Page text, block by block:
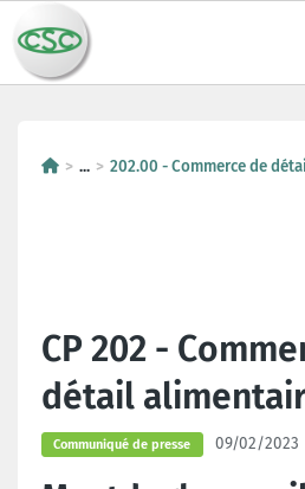
... 202.00 - Commerce de
CP 202 -
détail
Communiqué de presse 09/02/2023